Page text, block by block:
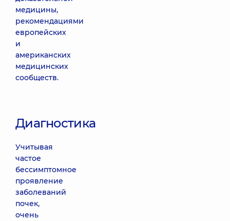
медицины,
рекомендациями
европейских
и
американских
медицинских
сообществ.
Диагностика
Учитывая
частое
бессимптомное
проявление
заболеваний
почек,
очень